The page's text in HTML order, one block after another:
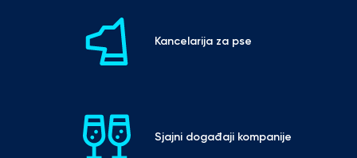
Kancelarija za pse
Sjajni događaji kompanije